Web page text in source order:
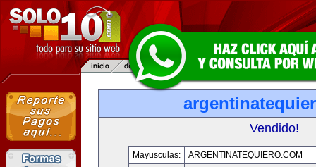
Vendido!
Mayusculas:
ARGENTINATEQUIERO.COM